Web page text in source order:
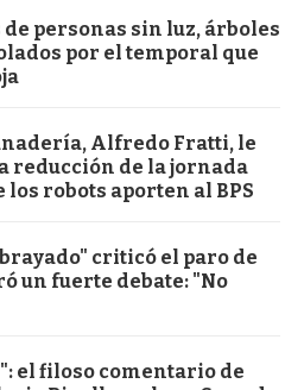
personas sin luz, árboles
por el temporal que
Alfredo Fratti, le
reducción de la jornada
los robots aporten al BPS
criticó el paro de
un fuerte debate: "No
el filoso comentario de